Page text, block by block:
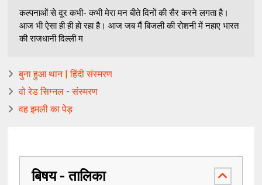
कल्पनाओं से दूर कभी- कभी मेरा मन बीते दिनों की सैर करने लगता है।
आज भी ऐसा ही ही हो रहा है। आज जब मैं बिजली की रोशनी में नहाए भारत
की राजधानी दिल्ली म
बुना हुआ थान | हिंदी संस्मरण
वो रेड सिग्नल - संस्मरण
वह इमली का पेड़
बिषय - तालिका